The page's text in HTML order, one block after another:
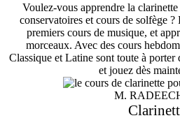
Voulez-vous apprendre la
conservatoires et cours de solfège ?
premiers cours de musique, et
morceaux. Avec des cours
Classique et Latine sont toute à porter
et jouez dès
M.